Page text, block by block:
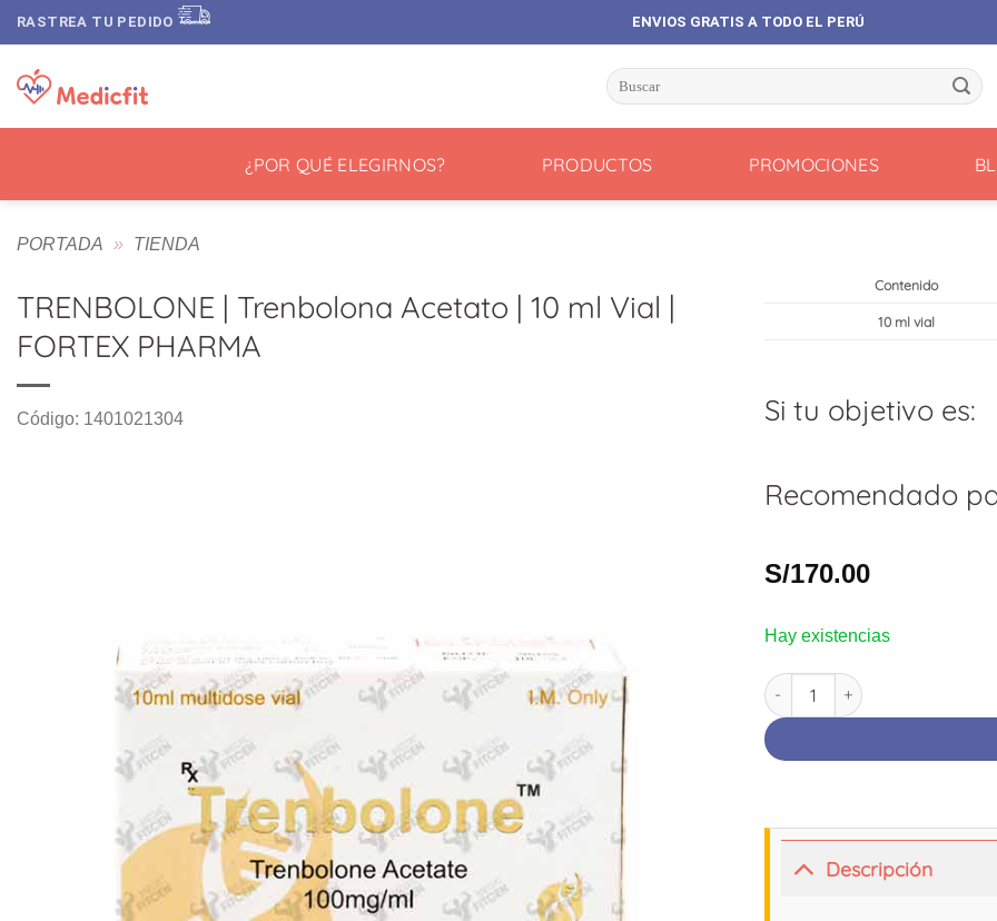
Saltar
al
contenido
RASTREA TU PEDIDO ENVIOS GRATIS A TODO EL PERÚ
Buscar
por:
¿POR QUÉ ELEGIRNOS? PRODUCTOS PROMOCIONES
PORTADA » TIENDA
TRENBOLONE | Trenbolona Acetato | 10 ml Vial |
FORTEX PHARMA
Código: 1401021304
Contenido
10 ml vial
Si tu objetivo es:
Recomendado
S/170.00
Hay existencias
TRENBOLONE | Trenbolona
Descripción